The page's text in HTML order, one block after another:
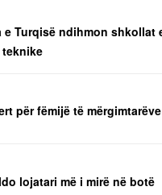
e Turqisë ndihmon shkollat
teknike
për fëmijë të mërgimtarëve
lojatari më i mirë në botë